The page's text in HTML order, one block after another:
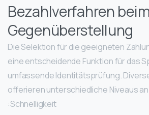
Bezahlverfahren beim
Gegenüberstellung
Die Selektion für die geeigneten
eine entscheidende Funktion für das
umfassende Identitätsprüfung.
offerieren unterschiedliche Niveaus
Schnelligkeit: